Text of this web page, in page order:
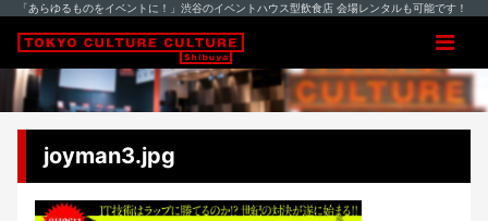
「あらゆるものをイベントに！」渋谷のイベントハウス型飲食店 会場レンタルも可能です！
joyman3.jpg